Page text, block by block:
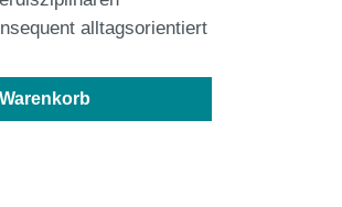
alltagsorientiert
Wert ein oder